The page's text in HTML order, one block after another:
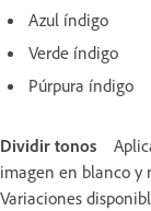
Azul índigo
Verde índigo
Púrpura índigo
Dividir tonos
imagen en blanco y
Variaciones